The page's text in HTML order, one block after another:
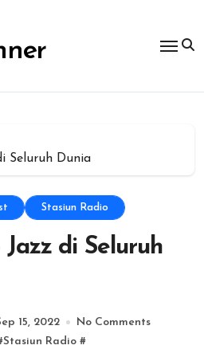
Seluruh Dunia
Stasiun Radio
di Seluruh
15, 2022
No Comments
Stasiun Radio #